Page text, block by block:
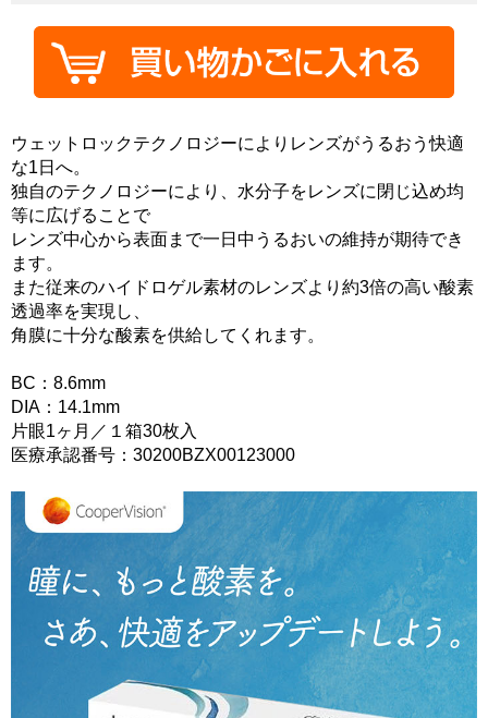
ウェットロックテクノロジーによりレンズがうるおう快適
な1日へ。
独自のテクノロジーにより、水分子をレンズに閉じ込め均
等に広げることで
レンズ中心から表面まで一日中うるおいの維持が期待でき
ます。
また従来のハイドロゲル素材のレンズより約3倍の高い酸素
透過率を実現し、
角膜に十分な酸素を供給してくれます。
BC：8.6mm
DIA：14.1mm
片眼1ヶ月／１箱30枚入
医療承認番号：30200BZX00123000